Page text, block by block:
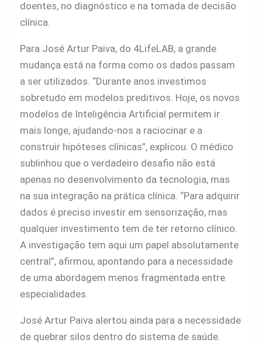
doentes, no diagnóstico e na tomada de decisão
clínica.
Para José Artur Paiva, do 4LifeLAB, a grande
mudança está na forma como os dados passam
a ser utilizados. “Durante anos investimos
sobretudo em modelos preditivos. Hoje, os novos
modelos de Inteligência Artificial permitem ir
mais longe, ajudando-nos a raciocinar e a
construir hipóteses clínicas”, explicou. O médico
sublinhou que o verdadeiro desafio não está
apenas no desenvolvimento da tecnologia, mas
na sua integração na prática clínica. “Para adquirir
dados é preciso investir em sensorização, mas
qualquer investimento tem de ter retorno clínico.
A investigação tem aqui um papel absolutamente
central”, afirmou, apontando para a necessidade
de uma abordagem menos fragmentada entre
especialidades.
José Artur Paiva alertou ainda para a necessidade
de quebrar silos dentro do sistema de saúde.